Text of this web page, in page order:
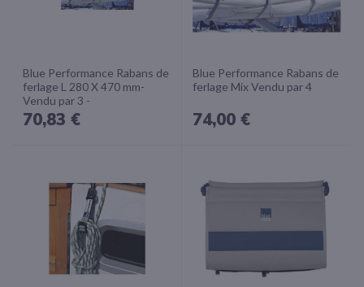
Blue Performance Rabans de
ferlage L 280 X 470 mm-
Vendu par 3 -
70,83 €
Blue Performance Rabans de
ferlage Mix Vendu par 4
74,00 €